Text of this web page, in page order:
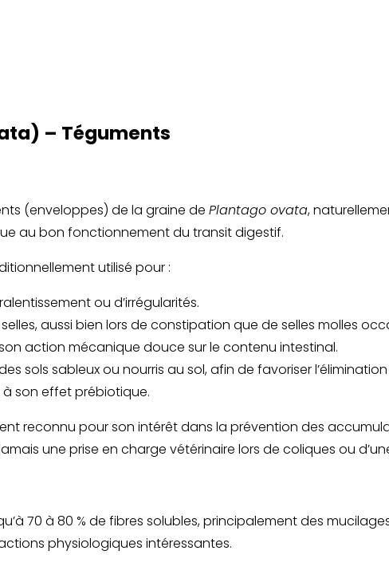
– Téguments
(enveloppes) de la graine de Plantago ovata,
au bon fonctionnement du transit digestif.
utilisé pour :
ou d’irrégularités.
aussi bien lors de constipation que de selles molles
action mécanique douce sur le contenu intestinal.
sols sableux ou nourris au sol, afin de favoriser
son effet prébiotique.
reconnu pour son intérêt dans la prévention des
une prise en charge vétérinaire lors de coliques ou
70 à 80 % de fibres solubles, principalement des
physiologiques intéressantes.